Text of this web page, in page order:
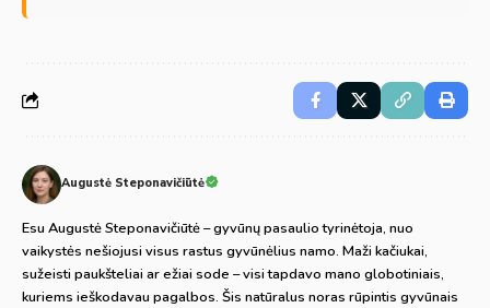
Augustė Steponavičiūtė
Esu Augustė Steponavičiūtė – gyvūnų pasaulio tyrinėtoja, nuo
vaikystės nešiojusi visus rastus gyvūnėlius namo. Maži kačiukai,
sužeisti paukšteliai ar ežiai sode – visi tapdavo mano globotiniais,
kuriems ieškodavau pagalbos. Šis natūralus noras rūpintis gyvūnais